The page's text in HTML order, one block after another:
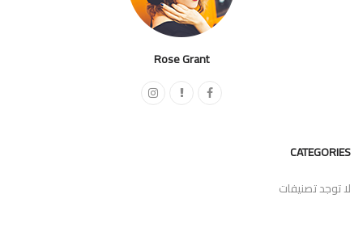
Rose Grant
CATEGORIES
لا توجد تصنيفات